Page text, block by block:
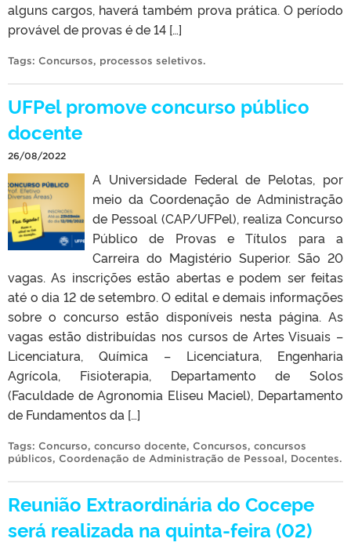
alguns cargos, haverá também prova prática. O período
provável de provas é de 14 […]
Tags: Concursos, processos seletivos.
UFPel promove concurso público
docente
26/08/2022
A Universidade Federal de Pelotas, por
meio da Coordenação de Administração
de Pessoal (CAP/UFPel), realiza Concurso
Público de Provas e Títulos para a
Carreira do Magistério Superior. São 20
vagas. As inscrições estão abertas e podem ser feitas
até o dia 12 de setembro. O edital e demais informações
sobre o concurso estão disponíveis nesta página. As
vagas estão distribuídas nos cursos de Artes Visuais –
Licenciatura, Química – Licenciatura, Engenharia
Agrícola, Fisioterapia, Departamento de Solos
(Faculdade de Agronomia Eliseu Maciel), Departamento
de Fundamentos da […]
Tags: Concurso, concurso docente, Concursos, concursos
públicos, Coordenação de Administração de Pessoal, Docentes.
Reunião Extraordinária do Cocepe
será realizada na quinta-feira (02)